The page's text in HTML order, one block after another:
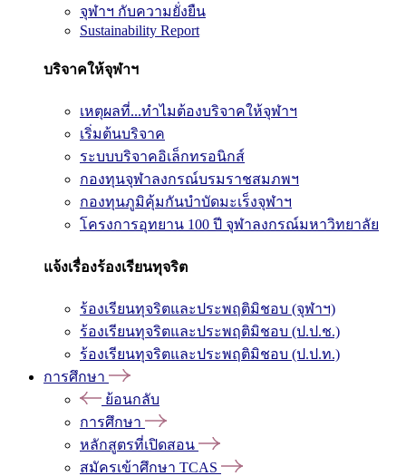
จุฬาฯ กับความยั่งยืน
Sustainability Report
บริจาคให้จุฬาฯ
เหตุผลที่...ทำไมต้องบริจาคให้จุฬาฯ
เริ่มต้นบริจาค
ระบบบริจาคอิเล็กทรอนิกส์
กองทุนจุฬาลงกรณ์บรมราชสมภพฯ
กองทุนภูมิคุ้มกันบำบัดมะเร็งจุฬาฯ
โครงการอุทยาน 100 ปี จุฬาลงกรณ์มหาวิทยาลัย
แจ้งเรื่องร้องเรียนทุจริต
ร้องเรียนทุจริตและประพฤติมิชอบ (จุฬาฯ)
ร้องเรียนทุจริตและประพฤติมิชอบ (ป.ป.ช.)
ร้องเรียนทุจริตและประพฤติมิชอบ (ป.ป.ท.)
การศึกษา
ย้อนกลับ
การศึกษา
หลักสูตรที่เปิดสอน
สมัครเข้าศึกษา TCAS